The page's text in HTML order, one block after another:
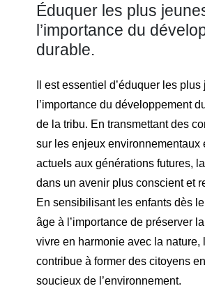
Éduquer les plus
l’importance du
durable.
Il est essentiel d’éduquer les
l’importance du développement
de la tribu. En transmettant des
sur les enjeux environnementaux
actuels aux générations futures,
dans un avenir plus conscient et
En sensibilisant les enfants dès
âge à l’importance de préserver
vivre en harmonie avec la nature,
contribue à former des citoyens
soucieux de l’environnement.